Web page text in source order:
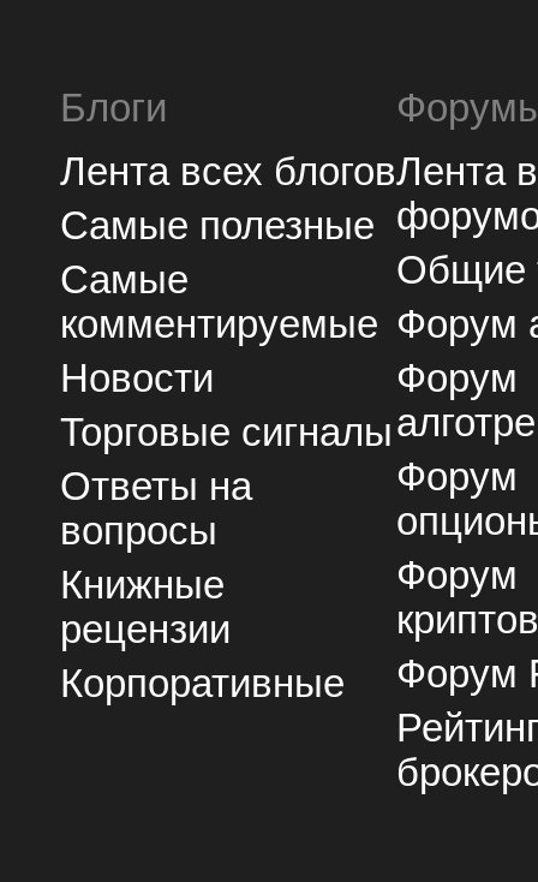
Блоги
Лента всех блогов
Самые полезные
Самые
комментируемые
Новости
Торговые сигналы
Ответы на
вопросы
Книжные
рецензии
Корпоративные
Лента
Общие
Форум
Форум
Форум
Форум
Форум